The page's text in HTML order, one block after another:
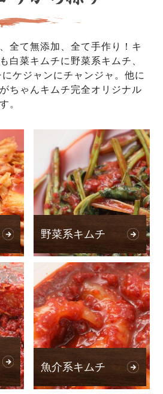
全て無添加、全て手作り！キ
白菜キムチに野菜系キムチ、
ケジャンにチャンジャ。他に
ちゃんキムチ完全オリジナル
。
野菜系キムチ
魚介系キムチ